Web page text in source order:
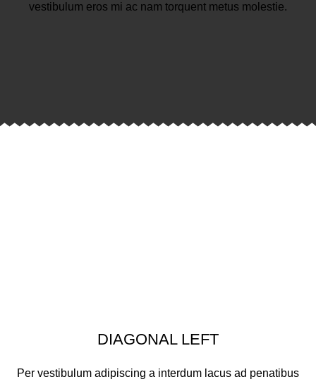
vestibulum eros mi ac nam torquent metus molestie.
DIAGONAL LEFT
Per vestibulum adipiscing a interdum lacus ad penatibus